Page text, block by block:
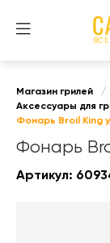
Магазин грилей /
Аксессуары для
Фонарь Broil King
Фонарь
Артикул: